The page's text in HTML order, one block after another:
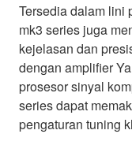
Tersedia dalam lini
mk3 series juga
kejelasan dan
dengan amplifier
prosesor sinyal
series dapat
pengaturan tuning